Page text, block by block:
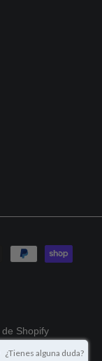
Shopify
¿Tienes alguna duda?